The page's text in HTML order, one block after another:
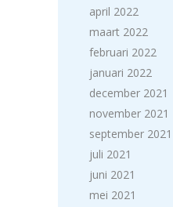
april 2022
maart 2022
februari 2022
januari 2022
december 2021
november 2021
september 2021
juli 2021
juni 2021
mei 2021